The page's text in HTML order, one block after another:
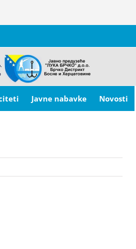
Javne nabavke Novosti